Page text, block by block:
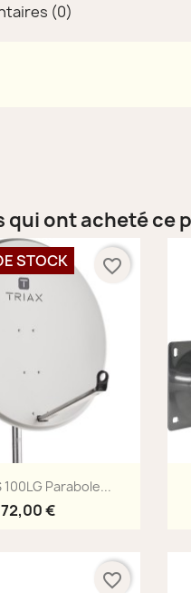
(0)
qui ont acheté ce
rapide
100LG Parabole...
72,00 €
STOCK favorite_border
favorite_border